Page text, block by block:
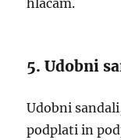
hlačam.
5. Udobni
Udobni
podplati in